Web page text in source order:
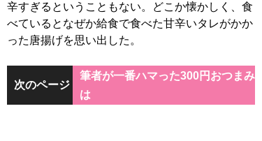
辛すぎるということもない。どこか懐かしく、食
べているとなぜか給食で食べた甘辛いタレがかか
った唐揚げを思い出した。
次のページ
筆者が一番ハマった300円おつまみ
は